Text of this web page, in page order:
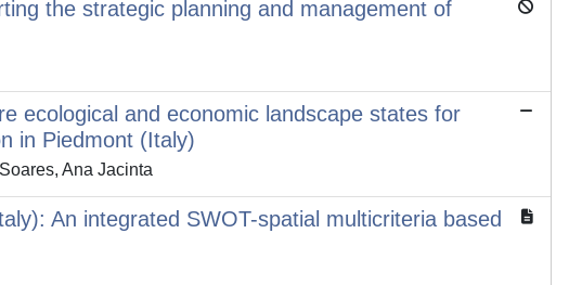
the strategic planning and management of
ecological and economic landscape states for
in Piedmont (Italy)
Ana Jacinta
An integrated SWOT-spatial multicriteria based